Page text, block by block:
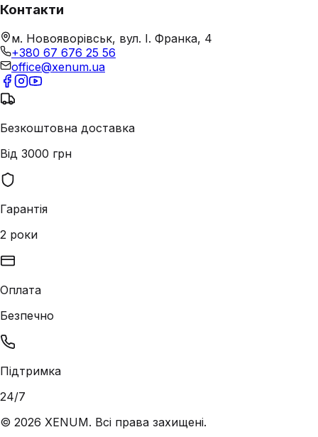
Контакти
м. Новояворівськ, вул. І. Франка, 4
+380 67 676 25 56
office@xenum.ua
Безкоштовна доставка
Від 3000 грн
Гарантія
2 роки
Оплата
Безпечно
Підтримка
24/7
© 2026 XENUM. Всі права захищені.